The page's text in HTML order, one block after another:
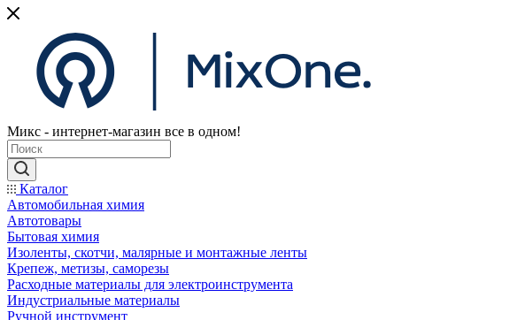
Микс - интернет-магазин все в одном!
Каталог
Автомобильная химия
Автотовары
Бытовая химия
Изоленты, скотчи, малярные и монтажные ленты
Крепеж, метизы, саморезы
Расходные материалы для электроинструмента
Индустриальные материалы
Ручной инструмент